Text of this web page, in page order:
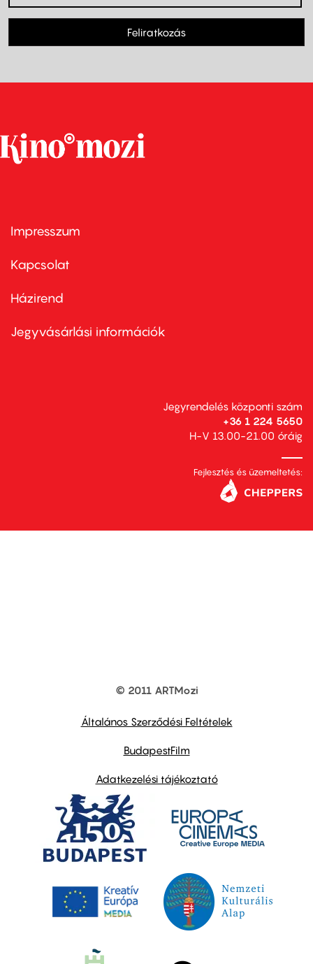
Feliratkozás
Footer
first
Impresszum
Kapcsolat
Footer
second
Házirend
Jegyvásárlási információk
Jegyrendelés központi szám
+36 1 224 5650
H-V 13.00-21.00 óráig
Fejlesztés és üzemeltetés:
© 2011 ARTMozi
Általános Szerződési Feltételek
BudapestFilm
Adatkezelési tájékoztató